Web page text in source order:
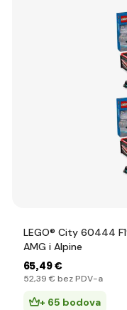
LEGO® City 60444
AMG i Alpine
65,49 €
52,39 € bez PDV-a
+ 65 bodova